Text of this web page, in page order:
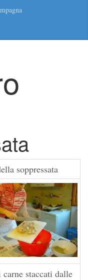
soppressata
staccati dalle